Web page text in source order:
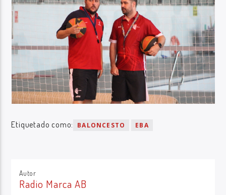
Etiquetado como: BALONCESTO EBA
Autor
Radio Marca AB